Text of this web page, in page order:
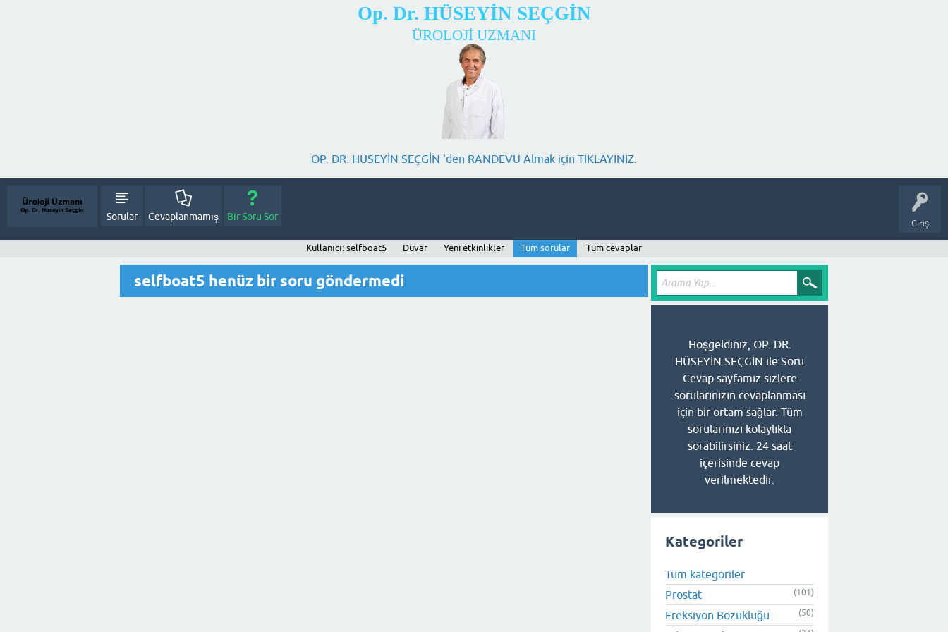
Op. Dr. HÜSEYİN SEÇGİN
ÜROLOJİ UZMANI
OP. DR. HÜSEYİN SEÇGİN 'den RANDEVU Almak için TIKLAYINIZ.
Giriş
Sorular Cevaplanmamış Bir Soru Sor
Kullanıcı: selfboat5 Duvar Yeni etkinlikler Tüm sorular Tüm cevaplar
selfboat5 henüz bir soru göndermedi
Hoşgeldiniz, OP. DR.
HÜSEYİN SEÇGİN ile Soru
Cevap sayfamız sizlere
sorularınızın cevaplanması
için bir ortam sağlar. Tüm
sorularınızı kolaylıkla
sorabilirsiniz. 24 saat
içerisinde cevap
verilmektedir.
Kategoriler
Tüm kategoriler
Prostat
(101)
Ereksiyon Bozukluğu (50)